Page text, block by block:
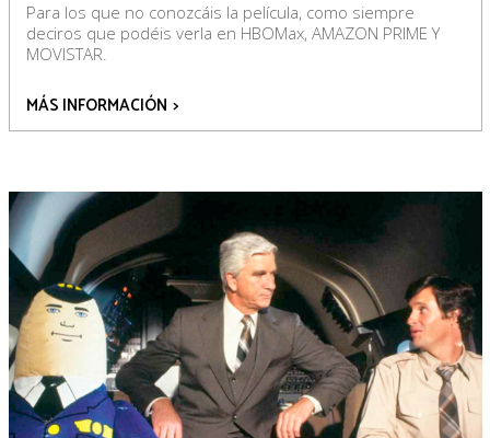
Para los que no conozcáis la película, como siempre
deciros que podéis verla en HBOMax, AMAZON PRIME Y
MOVISTAR.
MÁS INFORMACIÓN >